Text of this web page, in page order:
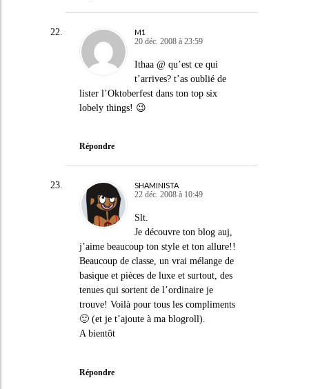
M1
20 déc. 2008 à 23:59
Ithaa @ qu’est ce qui
t’arrives? t’as oublié de
lister l’Oktoberfest dans ton top six
lobely things! 😉
Répondre
SHAMINISTA
22 déc. 2008 à 10:49
Slt.
Je découvre ton blog auj,
j’aime beaucoup ton style et ton allure!!
Beaucoup de classe, un vrai mélange de
basique et pièces de luxe et surtout, des
tenues qui sortent de l’ordinaire je
trouve! Voilà pour tous les compliments
🙂 (et je t’ajoute à ma blogroll).
A bientôt
Répondre